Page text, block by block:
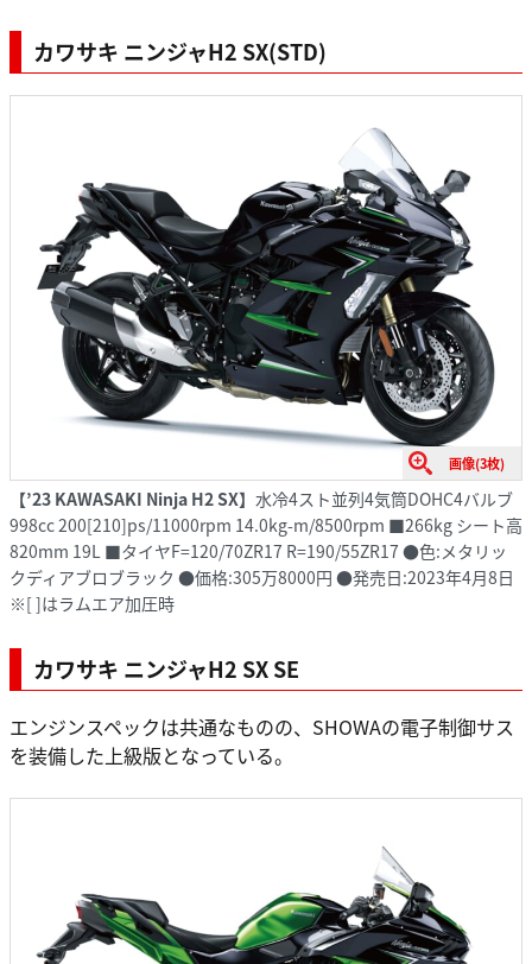
カワサキ ニンジャH2 SX(STD)
画像(3枚)
【’23 KAWASAKI Ninja H2 SX】 水冷4スト並列4気筒DOHC4バルブ
998cc 200[210]ps/11000rpm 14.0kg-m/8500rpm ■266kg シート高
820mm 19L ■タイヤF=120/70ZR17 R=190/55ZR17 ●色:メタリッ
クディアブロブラック ●価格:305万8000円 ●発売日:2023年4月8日
※[ ]はラムエア加圧時
カワサキ ニンジャH2 SX SE
エンジンスペックは共通なものの、SHOWAの電子制御サス
を装備した上級版となっている。